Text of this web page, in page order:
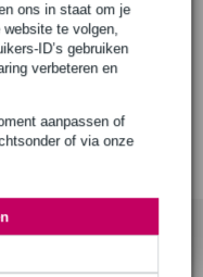
ons in staat om je
te volgen,
ID’s gebruiken
verbeteren en
aanpassen of
of via onze